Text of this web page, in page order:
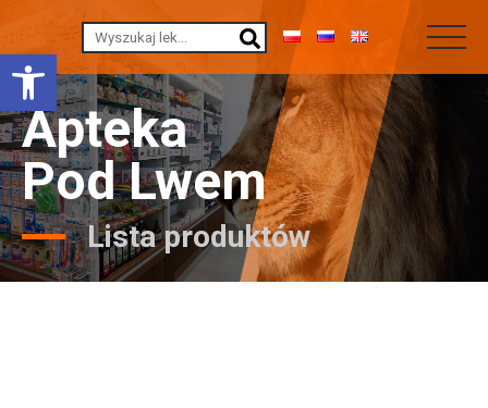
Otwórz pasek narzędzi
Apteka
Pod Lwem
Lista produktów